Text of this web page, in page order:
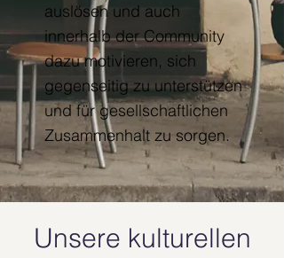
auslösen und auch
innerhalb der Community
dazu motivieren, sich
gegenseitig zu unterstützen
und für gesellschaftlichen
Zusammenhalt zu sorgen.
Unsere kulturellen